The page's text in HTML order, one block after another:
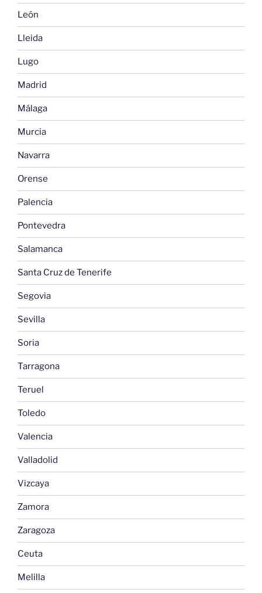
León
Lleida
Lugo
Madrid
Málaga
Murcia
Navarra
Orense
Palencia
Pontevedra
Salamanca
Santa Cruz de Tenerife
Segovia
Sevilla
Soria
Tarragona
Teruel
Toledo
Valencia
Valladolid
Vizcaya
Zamora
Zaragoza
Ceuta
Melilla